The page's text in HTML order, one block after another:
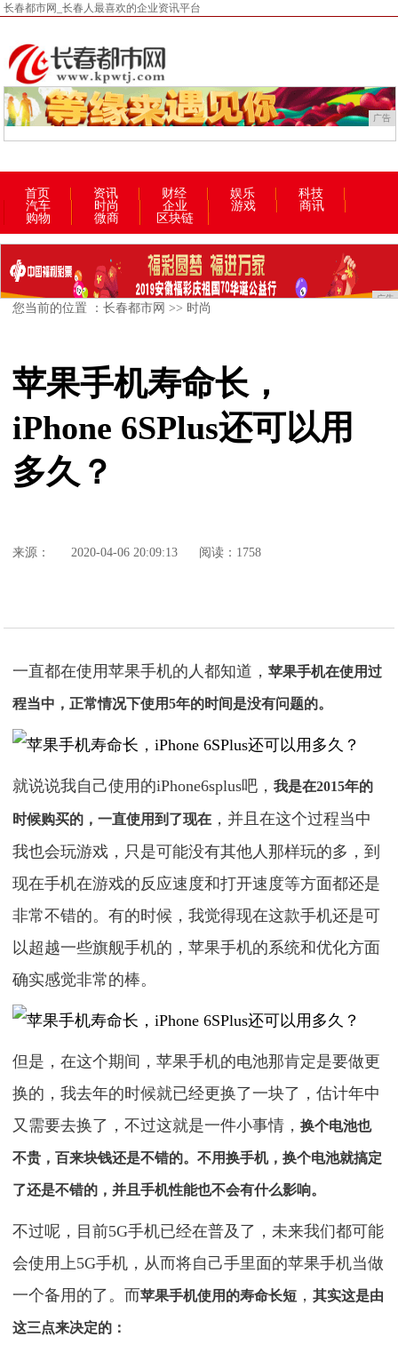
长春都市网_长春人最喜欢的企业资讯平台
广告
首页 资讯 财经 娱乐
科技
汽车
时尚 企业 游戏
商讯
购物
微商 区块链
广告
您当前的位置 ：长春都市网 >> 时尚
苹果手机寿命长，
iPhone 6SPlus还可以用
多久？
来源： 2020-04-06 20:09:13 阅读：1758
一直都在使用苹果手机的人都知道，苹果手机在使用过
程当中，正常情况下使用5年的时间是没有问题的。
就说说我自己使用的iPhone6splus吧，我是在2015年的
时候购买的，一直使用到了现在 ，并且在这个过程当中
我也会玩游戏，只是可能没有其他人那样玩的多，到
现在手机在游戏的反应速度和打开速度等方面都还是
非常不错的。有的时候，我觉得现在这款手机还是可
以超越一些旗舰手机的，苹果手机的系统和优化方面
确实感觉非常的棒。
但是，在这个期间，苹果手机的电池那肯定是要做更
换的，我去年的时候就已经更换了一块了，估计年中
又需要去换了，不过这就是一件小事情，换个电池也
不贵，百来块钱还是不错的。不用换手机，换个电池就搞定
了还是不错的，并且手机性能也不会有什么影响。
不过呢，目前5G手机已经在普及了，未来我们都可能
会使用上5G手机，从而将自己手里面的苹果手机当做
一个备用的了。而苹果手机使用的寿命长短 ，其实这是由
这三点来决定的：